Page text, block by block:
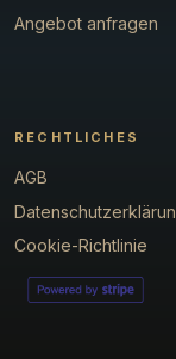
Angebot anfragen
RECHTLICHES
AGB
Cookie-Richtlinie